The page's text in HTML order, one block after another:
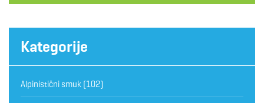
Kategorije
Alpinistični smuk (102)